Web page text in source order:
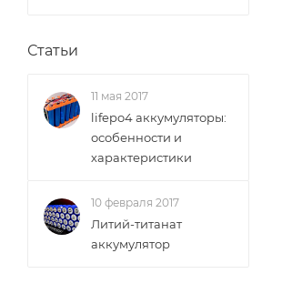
Статьи
11 мая 2017
lifepo4 аккумуляторы:
особенности и
характеристики
10 февраля 2017
Литий-титанат
аккумулятор